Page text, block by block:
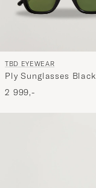
TBD EYEWEAR
Ply Sunglasses Black
2 999,-